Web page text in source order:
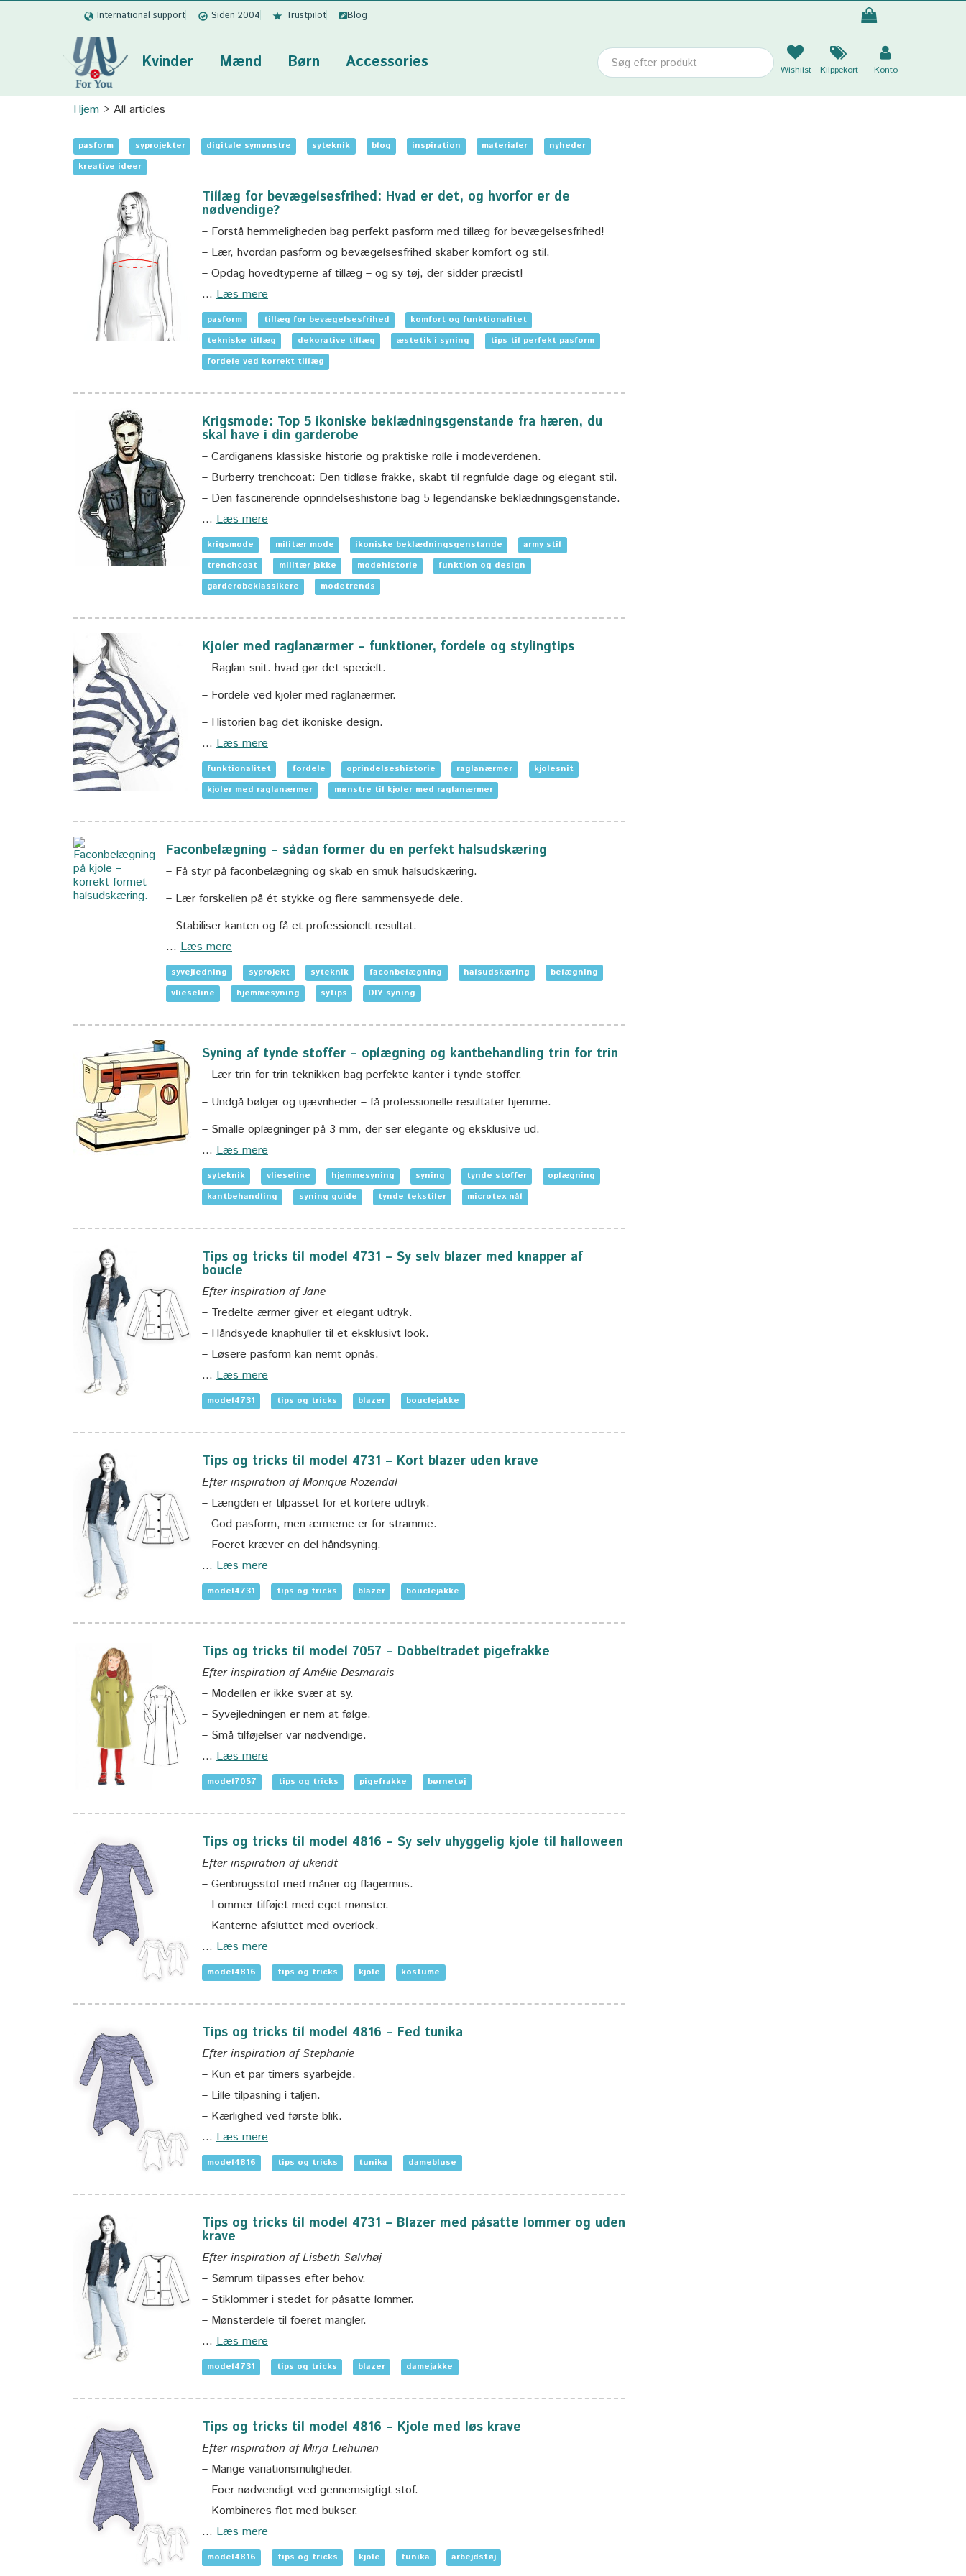
International support Siden 2004 Trustpilot Blog
Kvinder Mænd Børn Accessories Wishlist Klippekort Konto
Hjem All articles
pasform syprojekter digitale symønstre syteknik blog inspiration materialer
nyheder
kreative ideer
Tillæg for bevægelsesfrihed: Hvad er det, og hvorfor er de
nødvendige?
– Forstå hemmeligheden bag perfekt pasform med tillæg for bevægelsesfrihed!
– Lær, hvordan pasform og bevægelsesfrihed skaber komfort og stil.
– Opdag hovedtyperne af tillæg – og sy tøj, der sidder præcist!
… Læs mere
pasform tillæg for bevægelsesfrihed
komfort og funktionalitet
tekniske tillæg
dekorative tillæg æstetik i syning
tips til perfekt pasform
fordele ved korrekt tillæg
Krigsmode: Top 5 ikoniske beklædningsgenstande fra hæren, du
skal have i din garderobe
– Cardiganens klassiske historie og praktiske rolle i modeverdenen.
– Burberry trenchcoat: Den tidløse frakke, skabt til regnfulde dage og elegant stil.
– Den fascinerende oprindelseshistorie bag 5 legendariske beklædningsgenstande.
… Læs mere
krigsmode militær mode ikoniske beklædningsgenstande
army stil
trenchcoat
militær jakke modehistorie
funktion og design
garderobeklassikere
modetrends
Kjoler med raglanærmer – funktioner, fordele og stylingtips
– Raglan-snit: hvad gør det specielt.
– Fordele ved kjoler med raglanærmer.
– Historien bag det ikoniske design.
… Læs mere
funktionalitet fordele oprindelseshistorie raglanærmer
kjolesnit
kjoler med raglanærmer
mønstre til kjoler med raglanærmer
Faconbelægning – sådan former du en perfekt halsudskæring
– Få styr på faconbelægning og skab en smuk halsudskæring.
– Lær forskellen på ét stykke og flere sammensyede dele.
– Stabiliser kanten og få et professionelt resultat.
… Læs mere
syvejledning syprojekt syteknik faconbelægning halsudskæring
belægning
vlieseline
hjemmesyning sytips DIY syning
Syning af tynde stoffer – oplægning og kantbehandling trin for trin
– Lær trin-for-trin teknikken bag perfekte kanter i tynde stoffer.
– Undgå bølger og ujævnheder – få professionelle resultater hjemme.
– Smalle oplægninger på 3 mm, der ser elegante og eksklusive ud.
… Læs mere
syteknik vlieseline hjemmesyning syning tynde stoffer
oplægning
kantbehandling
syning guide tynde tekstiler microtex nål
Tips og tricks til model 4731 – Sy selv blazer med knapper af
boucle
Efter inspiration af Jane
– Tredelte ærmer giver et elegant udtryk.
– Håndsyede knaphuller til et eksklusivt look.
– Løsere pasform kan nemt opnås.
… Læs mere
model4731 tips og tricks blazer bouclejakke
Tips og tricks til model 4731 – Kort blazer uden krave
Efter inspiration af Monique Rozendal
– Længden er tilpasset for et kortere udtryk.
– God pasform, men ærmerne er for stramme.
– Foeret kræver en del håndsyning.
… Læs mere
model4731 tips og tricks blazer bouclejakke
Tips og tricks til model 7057 – Dobbeltradet pigefrakke
Efter inspiration af Amélie Desmarais
– Modellen er ikke svær at sy.
– Syvejledningen er nem at følge.
– Små tilføjelser var nødvendige.
… Læs mere
model7057 tips og tricks pigefrakke børnetøj
Tips og tricks til model 4816 – Sy selv uhyggelig kjole til halloween
Efter inspiration af ukendt
– Genbrugsstof med måner og flagermus.
– Lommer tilføjet med eget mønster.
– Kanterne afsluttet med overlock.
… Læs mere
model4816 tips og tricks kjole kostume
Tips og tricks til model 4816 – Fed tunika
Efter inspiration af Stephanie
– Kun et par timers syarbejde.
– Lille tilpasning i taljen.
– Kærlighed ved første blik.
… Læs mere
model4816 tips og tricks tunika damebluse
Tips og tricks til model 4731 – Blazer med påsatte lommer og uden
krave
Efter inspiration af Lisbeth Sølvhøj
– Sømrum tilpasses efter behov.
– Stiklommer i stedet for påsatte lommer.
– Mønsterdele til foeret mangler.
… Læs mere
model4731 tips og tricks blazer damejakke
Tips og tricks til model 4816 – Kjole med løs krave
Efter inspiration af Mirja Liehunen
– Mange variationsmuligheder.
– Foer nødvendigt ved gennemsigtigt stof.
– Kombineres flot med bukser.
… Læs mere
model4816 tips og tricks kjole tunika arbejdstøj